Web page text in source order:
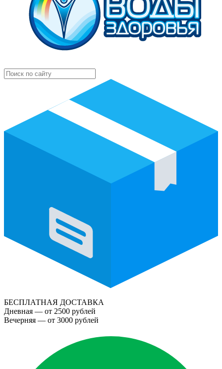
БЕСПЛАТНАЯ ДОСТАВКА
Дневная — от 2500 рублей
Вечерняя — от 3000 рублей